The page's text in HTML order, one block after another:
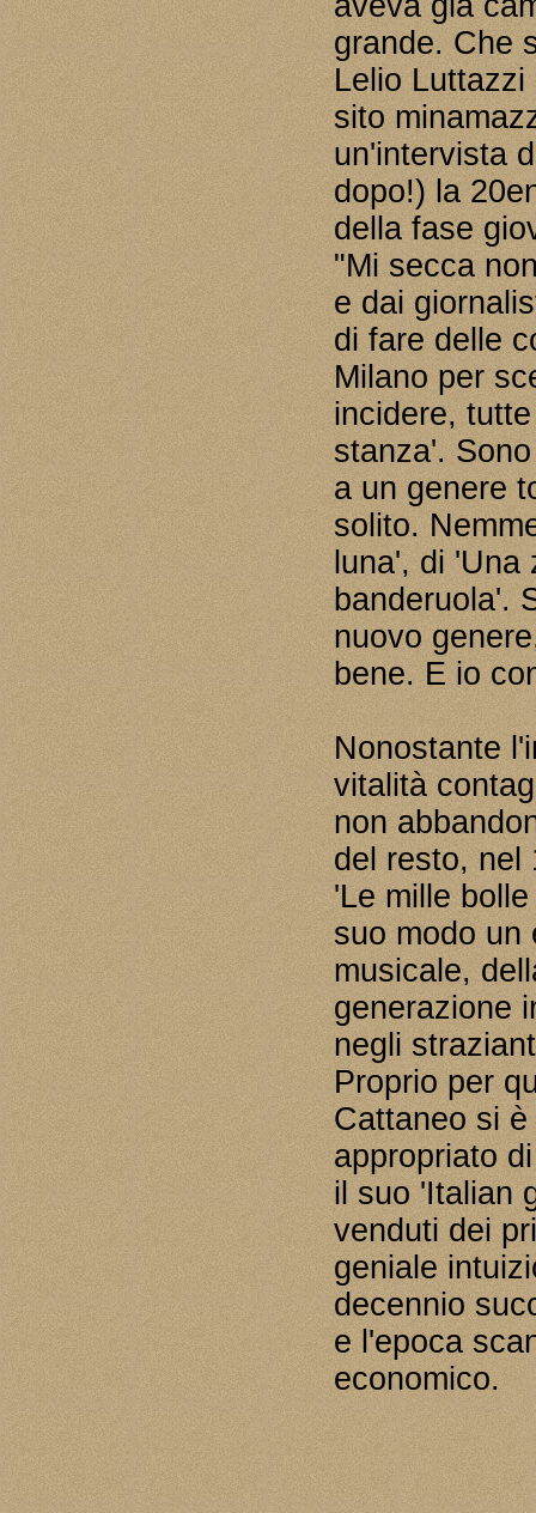
grande. Che
Lelio
sito
un'intervista
dopo!) la
della fase
"Mi secca
e dai
di fare delle
Milano per
incidere,
stanza'.
a un genere
solito.
luna', di 'Una
banderuola'.
nuovo
bene. E io
Nonostante
vitalità
non
del resto, nel
'Le mille
suo modo un
musicale,
generazione
negli
Proprio per
Cattaneo si
appropriato
il suo 'Italian
venduti dei
geniale
decennio
e l'epoca
economico.